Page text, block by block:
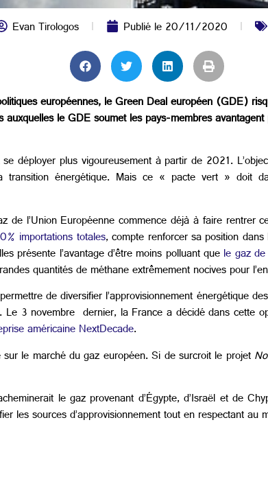
Evan Tirologos Publié le20/11/2020
européennes, le Green Deal européen (GDE)
le GDE soumet les pays-membres
déployer plus vigoureusement à partir de 2021.
énergétique. Mais ce « pacte vert » doit
de l’Union Européenne commence déjà à faire
importations totales, compte renforcer sa position
présente l’avantage d’être moins polluant quele gaz
quantités de méthane extrêmement nocives pour
de diversifier l’approvisionnement énergétique
3 novembre dernier, la France a décidé dans cette
américaine NextDecade.
le marché du gaz européen. Si de surcroit le projet
le gaz provenant d’Égypte, d’Israël et de
les sources d’approvisionnement tout en respectant au